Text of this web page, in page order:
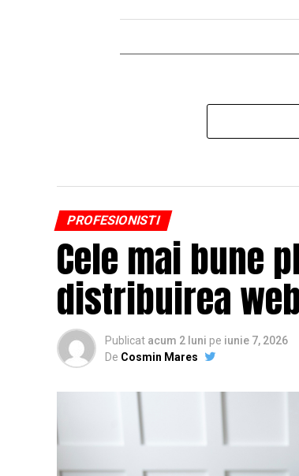
PROFESIONISTI
Cele mai bune
distribuirea
Publicat acum 2 luni pe iunie 7, 2026
De Cosmin Mares